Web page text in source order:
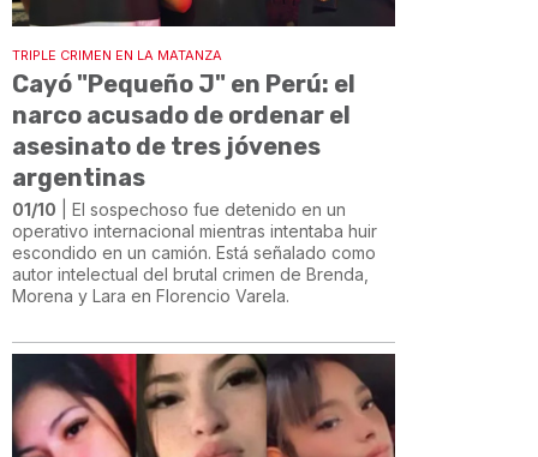
TRIPLE CRIMEN EN LA MATANZA
Cayó "Pequeño J" en Perú: el
narco acusado de ordenar el
asesinato de tres jóvenes
argentinas
01/10 | El sospechoso fue detenido en un
operativo internacional mientras intentaba huir
escondido en un camión. Está señalado como
autor intelectual del brutal crimen de Brenda,
Morena y Lara en Florencio Varela.